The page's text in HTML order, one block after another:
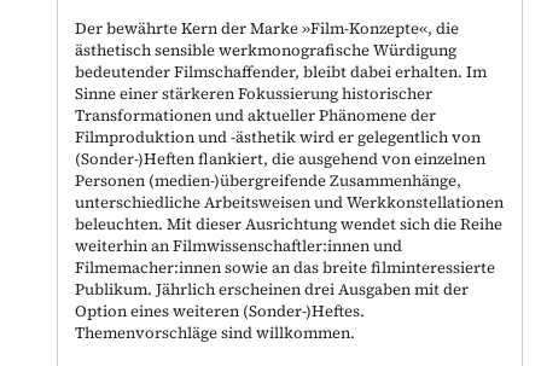
Der bewährte Kern der Marke »Film-Konzepte«, die
ästhetisch sensible werkmonografische Würdigung
bedeutender Filmschaffender, bleibt dabei erhalten. Im
Sinne einer stärkeren Fokussierung historischer
Transformationen und aktueller Phänomene der
Filmproduktion und -ästhetik wird er gelegentlich von
(Sonder-)Heften flankiert, die ausgehend von einzelnen
Personen (medien-)übergreifende Zusammenhänge,
unterschiedliche Arbeitsweisen und Werkkonstellationen
beleuchten. Mit dieser Ausrichtung wendet sich die Reihe
weiterhin an Filmwissenschaftler:innen und
Filmemacher:innen sowie an das breite filminteressierte
Publikum. Jährlich erscheinen drei Ausgaben mit der
Option eines weiteren (Sonder-)Heftes.
Themenvorschläge sind willkommen.